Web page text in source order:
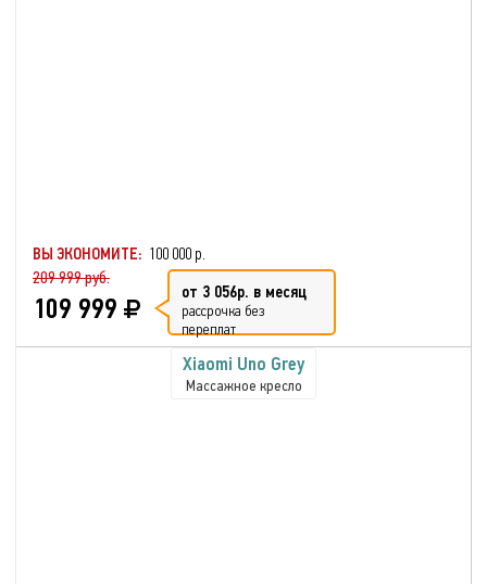
ВЫ ЭКОНОМИТЕ: 100 000 р.
209 999 руб.
109 999 от 3 056р. в месяц
рассрочка без
переплат
Xiaomi Uno Grey
Массажное кресло